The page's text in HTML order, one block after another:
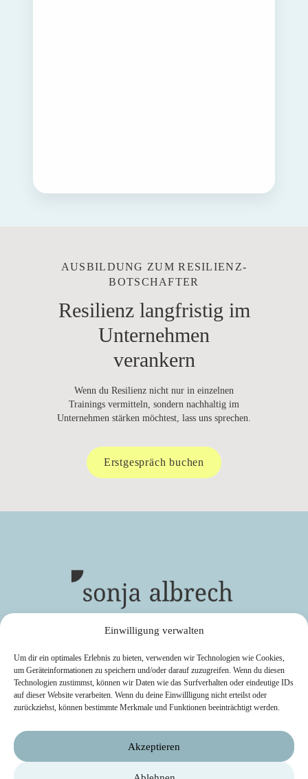
Einwilligung verwalten
Um dir ein optimales Erlebnis zu bieten, verwenden wir Technologien wie Cookies,
um Geräteinformationen zu speichern und/oder darauf zuzugreifen. Wenn du diesen
Technologien zustimmst, können wir Daten wie das Surfverhalten oder eindeutige IDs
auf dieser Website verarbeiten. Wenn du deine Einwillligung nicht erteilst oder
zurückziehst, können bestimmte Merkmale und Funktionen beeinträchtigt werden.
Akzeptieren
AUSBILDUNG ZUM RESILIENZ-
BOTSCHAFTER
Resilienz langfristig im
Unternehmen
verankern
Wenn du Resilienz nicht nur in einzelnen
Trainings vermitteln, sondern nachhaltig im
Unternehmen stärken möchtest, lass uns sprechen.
Erstgespräch buchen
Resilienz Training Hamburg
© 2026 | Sonja Albrech
BLOG